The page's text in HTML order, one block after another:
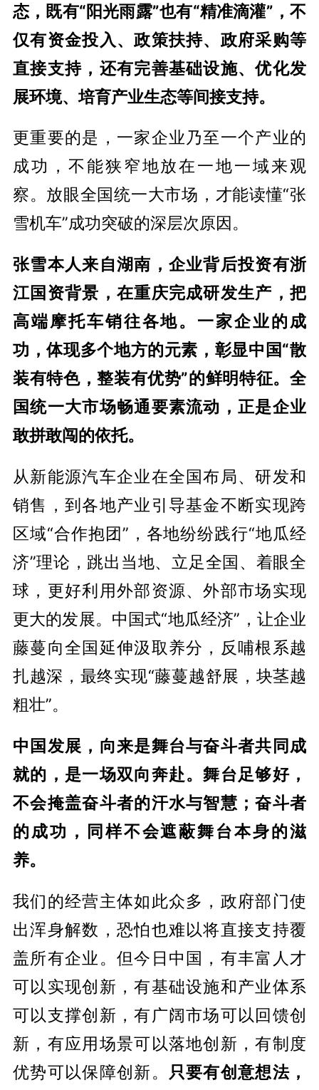
态，既有“阳光雨露”也有“精准滴灌”，不
仅有资金投入、政策扶持、政府采购等
直接支持，还有完善基础设施、优化发
展环境、培育产业生态等间接支持。
更重要的是，一家企业乃至一个产业的
成功，不能狭窄地放在一地一域来观
察。放眼全国统一大市场，才能读懂“张
雪机车”成功突破的深层次原因。
张雪本人来自湖南，企业背后投资有浙
江国资背景，在重庆完成研发生产，把
高端摩托车销往各地。一家企业的成
功，体现多个地方的元素，彰显中国“散
装有特色，整装有优势”的鲜明特征。全
国统一大市场畅通要素流动，正是企业
敢拼敢闯的依托。
从新能源汽车企业在全国布局、研发和
销售，到各地产业引导基金不断实现跨
区域“合作抱团”，各地纷纷践行“地瓜经
济”理论，跳出当地、立足全国、着眼全
球，更好利用外部资源、外部市场实现
更大的发展。中国式“地瓜经济”，让企业
藤蔓向全国延伸汲取养分，反哺根系越
扎越深，最终实现“藤蔓越舒展，块茎越
粗壮”。
中国发展，向来是舞台与奋斗者共同成
就的，是一场双向奔赴。舞台足够好，
不会掩盖奋斗者的汗水与智慧；奋斗者
的成功，同样不会遮蔽舞台本身的滋
养。
我们的经营主体如此众多，政府部门使
出浑身解数，恐怕也难以将直接支持覆
盖所有企业。但今日中国，有丰富人才
可以实现创新，有基础设施和产业体系
可以支撑创新，有广阔市场可以回馈创
新，有应用场景可以落地创新，有制度
优势可以保障创新。
只要有创意想法，